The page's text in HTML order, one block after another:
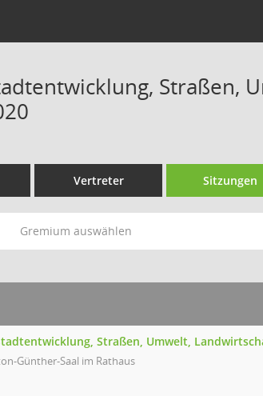
Straßen,
Vertreter Sitzungen
Gremium auswählen
Straßen, Umwelt,
Günther-Saal im Rathaus